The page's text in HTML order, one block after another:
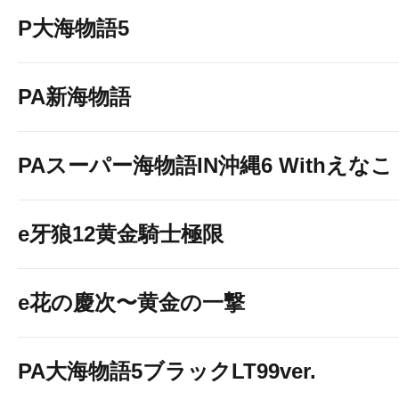
P大海物語5
PA新海物語
PAスーパー海物語IN沖縄6 Withえなこ
e牙狼12黄金騎士極限
e花の慶次〜黄金の一撃
PA大海物語5ブラックLT99ver.